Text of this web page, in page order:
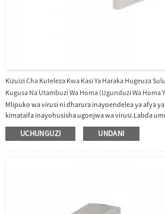
Kizuizi Cha Kuteleza Kwa Kasi Ya Haraka Hugeuza
Kugusa Na Utambuzi Wa Homa (Ugunduzi Wa Homa
Mlipuko wa virusi ni dharura inayoendelea ya afya
kimataifa inayohusisha ugonjwa wa virusi.Labda
unavyoleta usumbufu kwa maisha ya kila siku.CDC
vijidudu vinavyosababisha magonjwa huenezwa
UCHUNGUZI UNDANI